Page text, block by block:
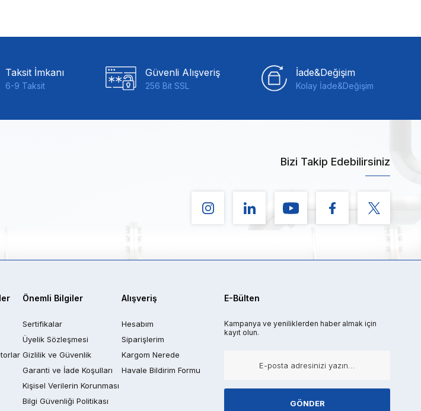
Taksit İmkanı
6-9 Taksit
Güvenli Alışveriş
256 Bit SSL
İade&Değişim
Kolay İade&Değişim
Bizi Takip Edebilirsiniz
Önemli Bilgiler
Sertifikalar
Üyelik Sözleşmesi
Gizlilik ve Güvenlik
Garanti ve İade Koşulları
Kişisel Verilerin Korunması
Bilgi Güvenliği Politikası
Alışveriş
Hesabım
Siparişlerim
Kargom Nerede
Havale Bildirim Formu
E-Bülten
Kampanya ve yeniliklerden haber almak için
kayıt olun.
GÖNDER